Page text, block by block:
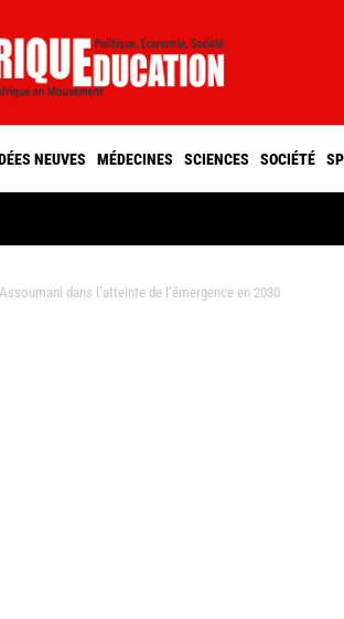
NEUVES MÉDECINES SCIENCES SOCIÉTÉ
dans l’atteinte de l’émergence en 2030